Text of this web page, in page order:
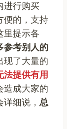
进行购买
便的，支持
里提示各
参考别人的
现了大量的
法提供有用
造成大家的
细说， 总